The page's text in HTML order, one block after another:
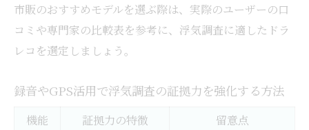
市販のおすすめモデルを選ぶ際は、実際のユーザーの口
コミや専門家の比較表を参考に、浮気調査に適したドラ
レコを選定しましょう。
録音やGPS活用で浮気調査の証拠力を強化する方法
機能 証拠力の特徴 留意点